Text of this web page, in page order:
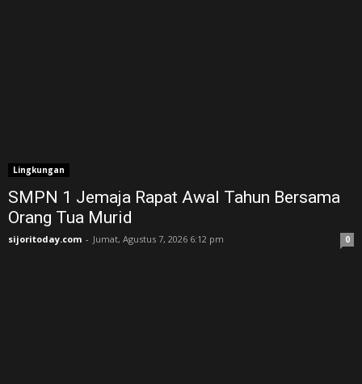
Lingkungan
SMPN 1 Jemaja Rapat Awal Tahun Bersama
Orang Tua Murid ‎
sijoritoday.com - Jumat, Agustus 7, 2026 6:12 pm 0